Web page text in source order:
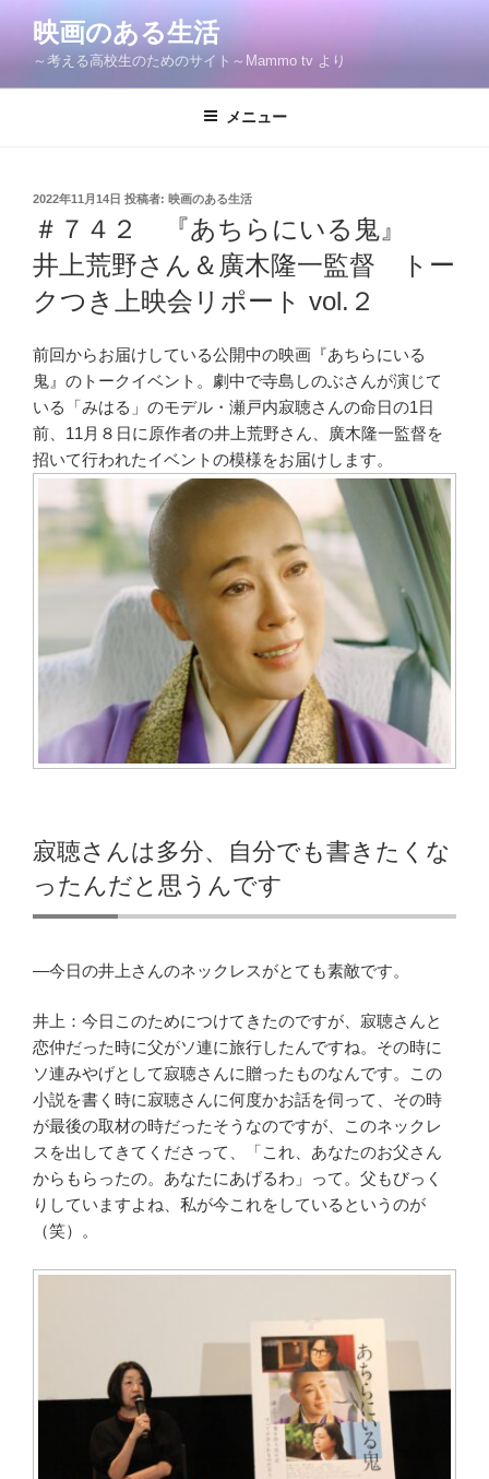
ン
映画のある生活
～考える高校生のためのサイト～Mammo tv より
メニュー
投
日:
2022年11月14日 投稿者: 映画のある生活
＃７４２ 『あちらにいる鬼』
井上荒野さん＆廣木隆一監督 トー
クつき上映会リポート vol.２
前回からお届けしている公開中の映画『あちらにいる
鬼』のトークイベント。劇中で寺島しのぶさんが演じて
いる「みはる」のモデル・瀬戸内寂聴さんの命日の1日
前、11月８日に原作者の井上荒野さん、廣木隆一監督を
招いて行われたイベントの模様をお届けします。
寂聴さんは多分、自分でも書きたくな
ったんだと思うんです
―今日の井上さんのネックレスがとても素敵です。
井上：今日このためにつけてきたのですが、寂聴さんと
恋仲だった時に父がソ連に旅行したんですね。その時に
ソ連みやげとして寂聴さんに贈ったものなんです。この
小説を書く時に寂聴さんに何度かお話を伺って、その時
が最後の取材の時だったそうなのですが、このネックレ
スを出してきてくださって、「これ、あなたのお父さん
からもらったの。あなたにあげるわ」って。父もびっく
りしていますよね、私が今これをしているというのが
（笑）。